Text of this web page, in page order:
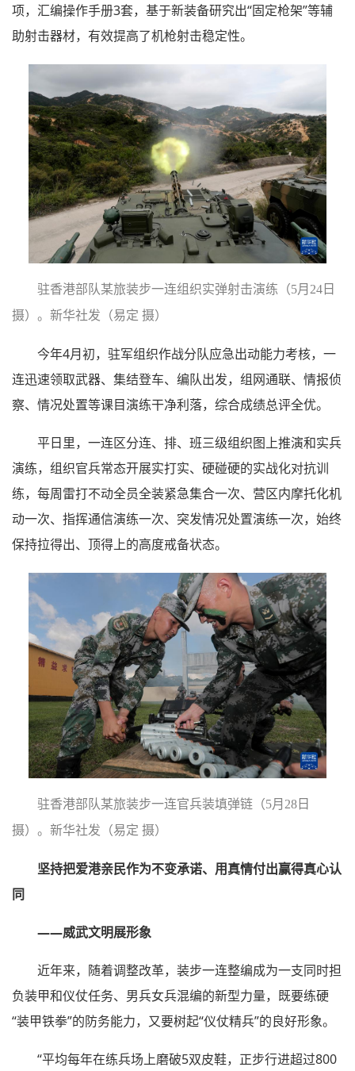
项，汇编操作手册3套，基于新装备研究出“固定枪架”等辅
助射击器材，有效提高了机枪射击稳定性。
驻香港部队某旅装步一连组织实弹射击演练（5月24日
摄）。新华社发（易定 摄）
今年4月初，驻军组织作战分队应急出动能力考核，一
连迅速领取武器、集结登车、编队出发，组网通联、情报侦
察、情况处置等课目演练干净利落，综合成绩总评全优。
平日里，一连区分连、排、班三级组织图上推演和实兵
演练，组织官兵常态开展实打实、硬碰硬的实战化对抗训
练，每周雷打不动全员全装紧急集合一次、营区内摩托化机
动一次、指挥通信演练一次、突发情况处置演练一次，始终
保持拉得出、顶得上的高度戒备状态。
驻香港部队某旅装步一连官兵装填弹链（5月28日
摄）。新华社发（易定 摄）
坚持把爱港亲民作为不变承诺、用真情付出赢得真心认
同
——威武文明展形象
近年来，随着调整改革，装步一连整编成为一支同时担
负装甲和仪仗任务、男兵女兵混编的新型力量，既要练硬
“装甲铁拳”的防务能力，又要树起“仪仗精兵”的良好形象。
“平均每年在练兵场上磨破5双皮鞋，正步行进超过800